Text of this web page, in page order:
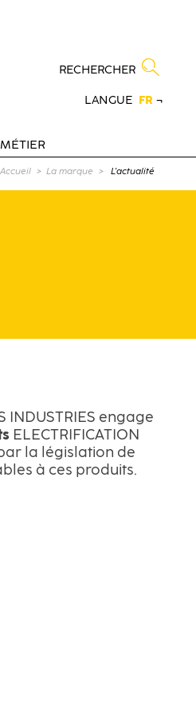
RECHERCHER
LANGUE FR ¬
Accueil La marque Page courante :
L'actualité
INDUSTRIES engage
ELECTRIFICATION
la législation de
à ces produits.